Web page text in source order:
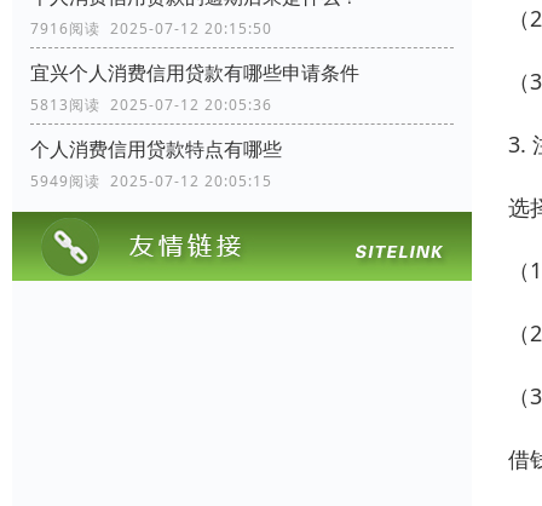
7916阅读 2025-07-12 20:15:50
宜兴个人消费信用贷款有哪些申请条件
5813阅读 2025-07-12 20:05:36
个人消费信用贷款特点有哪些
5949阅读 2025-07-12 20:05:15
3.
选
借